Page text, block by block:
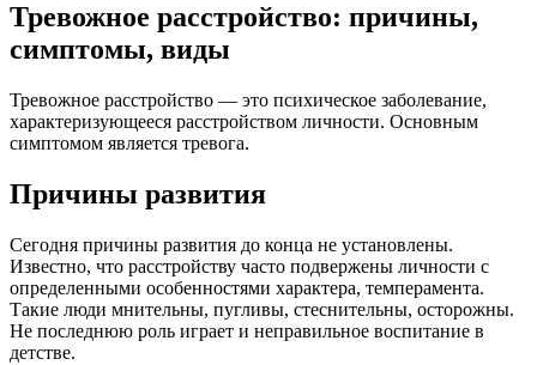
Тревожное расстройство: причины,
симптомы, виды
Тревожное расстройство — это психическое заболевание,
характеризующееся расстройством личности. Основным
симптомом является тревога.
Причины развития
Сегодня причины развития до конца не установлены.
Известно, что расстройству часто подвержены личности с
определенными особенностями характера, темперамента.
Такие люди мнительны, пугливы, стеснительны, осторожны.
Не последнюю роль играет и неправильное воспитание в
детстве.